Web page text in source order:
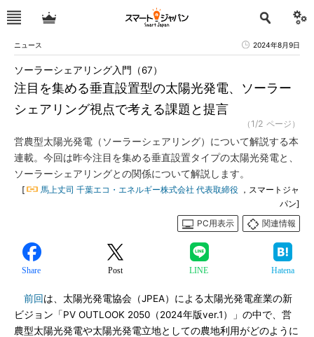
ニュース 2024年8月9日
注目を集める垂直設置型の太陽光発電、ソーラー
シェアリング視点で考える課題と提言
ソーラーシェアリング入門（67）
（1/2 ページ）
営農型太陽光発電（ソーラーシェアリング）について解説する本
連載。今回は昨今注目を集める垂直設置タイプの太陽光発電と、
ソーラーシェアリングとの関係について解説します。
[ 馬上丈司 千葉エコ・エネルギー株式会社 代表取締役 ，スマートジャ
パン]
PC用表示
関連情報
Share Post LINE Hatena
前回は、太陽光発電協会（JPEA）による太陽光発電産業の新
ビジョン「PV OUTLOOK 2050（2024年版ver.1）」の中で、営
農型太陽光発電や太陽光発電立地としての農地利用がどのように